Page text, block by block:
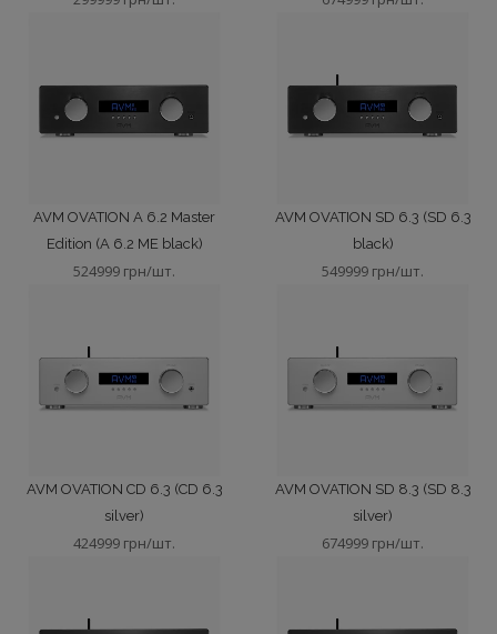
AVM OVATION A 6.2 Master
Edition (A 6.2 ME black)
524999 грн/шт.
AVM OVATION SD 6.3 (SD 6.3
black)
549999 грн/шт.
AVM OVATION CD 6.3 (CD 6.3
silver)
424999 грн/шт.
AVM OVATION SD 8.3 (SD 8.3
silver)
674999 грн/шт.